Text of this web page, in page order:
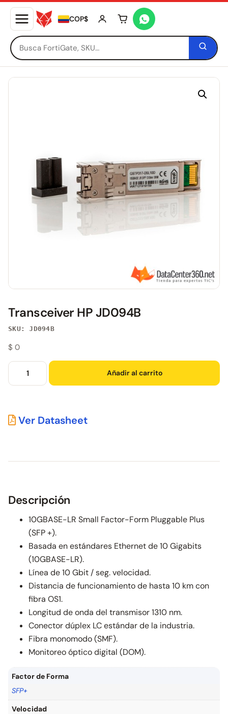
COP$ Tu carrito está vacío
Transceiver HP JD094B
SKU: JD094B
$ 0
Añadir al carrito
Ver Datasheet
Descripción
10GBASE-LR Small Factor-Form Pluggable Plus
(SFP +).
Basada en estándares Ethernet de 10 Gigabits
(10GBASE-LR).
Línea de 10 Gbit / seg. velocidad.
Distancia de funcionamiento de hasta 10 km con
fibra OS1.
Longitud de onda del transmisor 1310 nm.
Conector dúplex LC estándar de la industria.
Fibra monomodo (SMF).
Monitoreo óptico digital (DOM).
Factor de Forma
SFP+
Velocidad